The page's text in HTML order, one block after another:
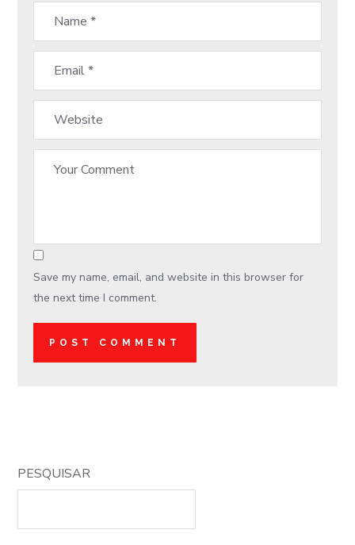
Save my name, email, and website in this browser for
the next time I comment.
PESQUISAR